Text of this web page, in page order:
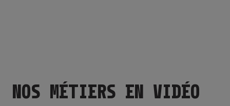
NOS MÉTIERS EN VIDÉO